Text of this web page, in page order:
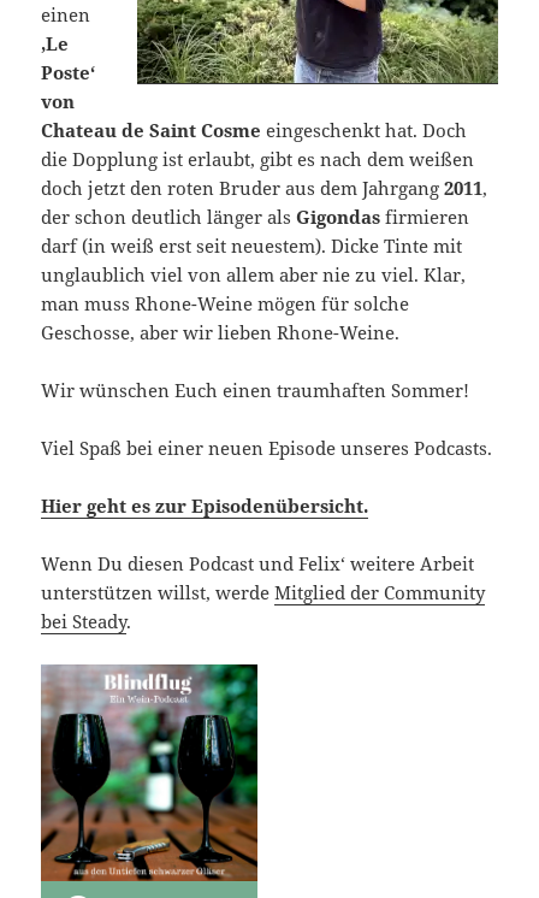
einen
‚Le
Poste‘
von
Chateau de Saint Cosme eingeschenkt hat. Doch
die Dopplung ist erlaubt, gibt es nach dem weißen
doch jetzt den roten Bruder aus dem Jahrgang2011,
der schon deutlich länger alsGigondas firmieren
darf (in weiß erst seit neuestem). Dicke Tinte mit
unglaublich viel von allem aber nie zu viel. Klar,
man muss Rhone-Weine mögen für solche
Geschosse, aber wir lieben Rhone-Weine.
Wir wünschen Euch einen traumhaften Sommer!
Viel Spaß bei einer neuen Episode unseres Podcasts.
Hier geht es zur Episodenübersicht.
Wenn Du diesen Podcast und Felix‘ weitere Arbeit
unterstützen willst, werdeMitglied der Community
bei Steady.